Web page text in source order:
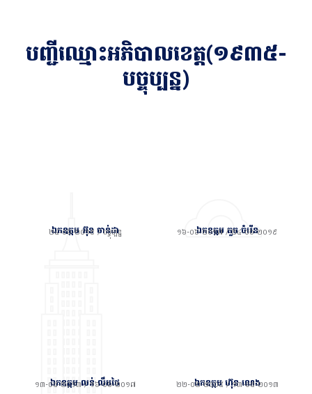
បញ្ជីឈ្មោះអភិបាលខេត្ត(១៩៣៥-
បច្ចុប្បន្ន)
ឯកឧត្តម អ៊ុន ចាន់ដា
២៤-០៦-២០១៩ / បច្ចុប្បន្ន ឯកឧត្តម គួច ចំរើន
១៦-០៦-២០១៧ / ២៤-០៦-២០១៩
ឯកឧត្តម លន់ លឹមថៃ
១៣-០៥-២០១៣ / ១៦-០៦-២០១៧ ឯកឧត្តម ហ៊ុន ណេង
២២-០២-២០០៥ / ១៣-០៥-២០១៣